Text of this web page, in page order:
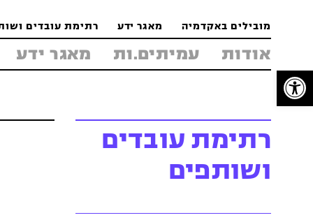
פתח סרגל נגישות
Content
menu
footer
מובילים באקדמיה מאגר ידע רתימת עובדים
אודות עמיתים.ות מאגר ידע
רתימת עובדים
ושותפים